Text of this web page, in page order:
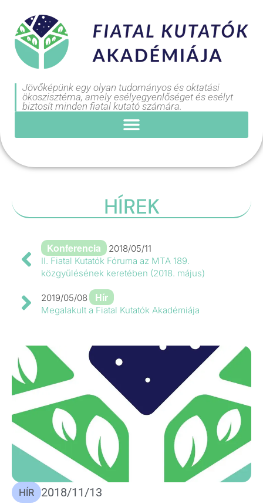
Jövőképünk egy olyan tudományos és oktatási
ökoszisztéma, amely esélyegyenlőséget és esélyt
biztosít minden fiatal kutató számára.
HÍREK
Konferencia
2018/05/11
II. Fiatal Kutatók Fóruma az MTA 189.
közgyűlésének keretében (2018. május)
2019/05/08 Hír
Megalakult a Fiatal Kutatók Akadémiája
HÍR 2018/11/13